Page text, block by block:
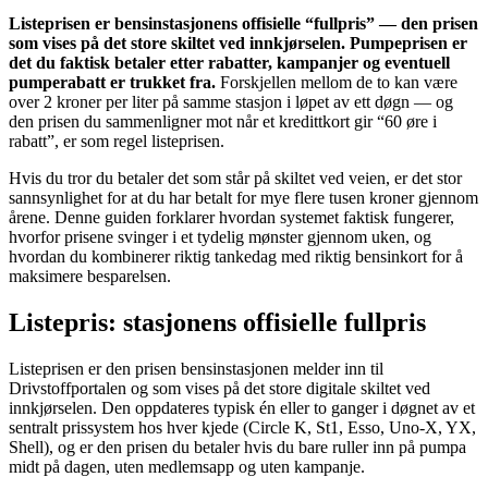
Listeprisen er bensinstasjonens offisielle “fullpris” — den prisen
som vises på det store skiltet ved innkjørselen. Pumpeprisen er
det du faktisk betaler etter rabatter, kampanjer og eventuell
pumperabatt er trukket fra. Forskjellen mellom de to kan være
over 2 kroner per liter på samme stasjon i løpet av ett døgn — og
den prisen du sammenligner mot når et kredittkort gir “60 øre i
rabatt”, er som regel listeprisen.
Hvis du tror du betaler det som står på skiltet ved veien, er det stor
sannsynlighet for at du har betalt for mye flere tusen kroner gjennom
årene. Denne guiden forklarer hvordan systemet faktisk fungerer,
hvorfor prisene svinger i et tydelig mønster gjennom uken, og
hvordan du kombinerer riktig tankedag med riktig bensinkort for å
maksimere besparelsen.
Listepris: stasjonens offisielle fullpris
Listeprisen er den prisen bensinstasjonen melder inn til
Drivstoffportalen og som vises på det store digitale skiltet ved
innkjørselen. Den oppdateres typisk én eller to ganger i døgnet av et
sentralt prissystem hos hver kjede (Circle K, St1, Esso, Uno-X, YX,
Shell), og er den prisen du betaler hvis du bare ruller inn på pumpa
midt på dagen, uten medlemsapp og uten kampanje.